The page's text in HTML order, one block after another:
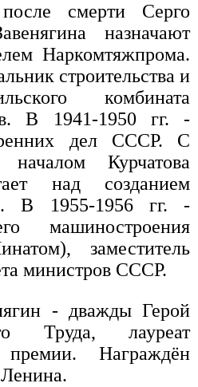
смерти Серго
назначают
Наркомтяжпрома.
строительства и
комбината
В 1941-1950 гг. -
дел СССР. С
Курчатова
над созданием
В 1955-1956 гг. -
машиностроения
заместитель
министров СССР.
- дважды Герой
Труда, лауреат
премии. Награждён